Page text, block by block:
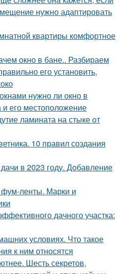
нужно адаптировать
квартиры комфортное
окно в бане.. Разбираем
его установить,
нужно ли окно в
его местоположение
ламината на стыке от
10 правил создания
в 2023 году. Добавление
ленты. Марки и
дачного участка:
условиях. Что такое
к ним относятся
Шесть секретов,